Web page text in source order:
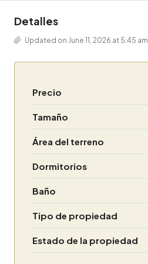
Detalles
Updated on June 11, 2026 at 5:45 am
Precio
Tamaño
Área del terreno
Dormitorios
Baño
Tipo de propiedad
Estado de la propiedad